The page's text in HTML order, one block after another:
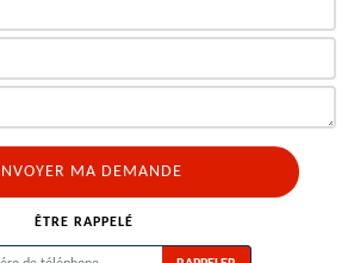
ÊTRE RAPPELÉ